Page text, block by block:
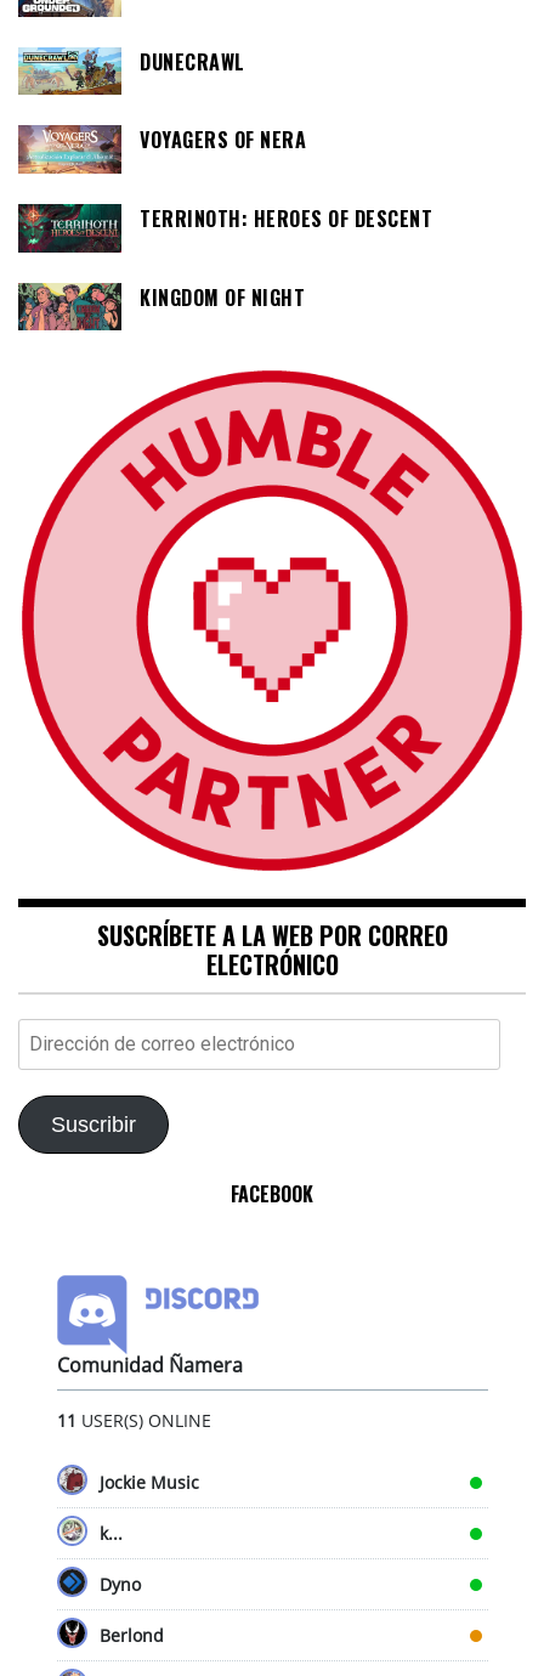
DUNECRAWL
VOYAGERS OF NERA
TERRINOTH: HEROES OF DESCENT
KINGDOM OF NIGHT
SUSCRÍBETE A LA WEB POR CORREO
ELECTRÓNICO
Dirección
de
electrónico
Suscribir
FACEBOOK
Comunidad Ñamera
11 USER(S) ONLINE
Jockie Music
k...
Dyno
Berlond